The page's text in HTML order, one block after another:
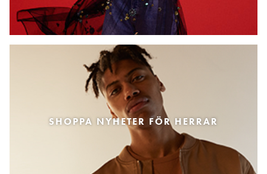
SHOPPA NYHETER FÖR HERRAR